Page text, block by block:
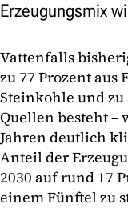
Erzeugungsmix
Vattenfalls
zu 77 Prozent aus
Steinkohle und zu
Quellen besteht –
Jahren deutlich
Anteil der
2030 auf rund 17
einem Fünftel zu